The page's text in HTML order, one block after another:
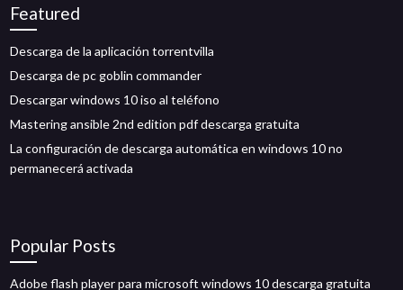
Featured
Descarga de la aplicación torrentvilla
Descarga de pc goblin commander
Descargar windows 10 iso al teléfono
Mastering ansible 2nd edition pdf descarga gratuita
La configuración de descarga automática en windows 10 no
permanecerá activada
Popular Posts
Adobe flash player para microsoft windows 10 descarga gratuita